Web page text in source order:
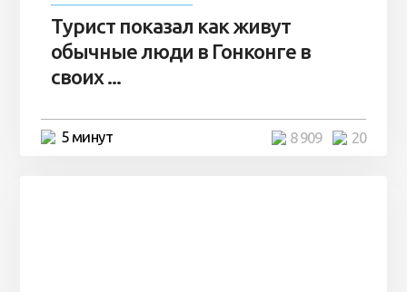
Турист показал как живут
обычные люди в Гонконге в
своих ...
5 минут 20
8 909